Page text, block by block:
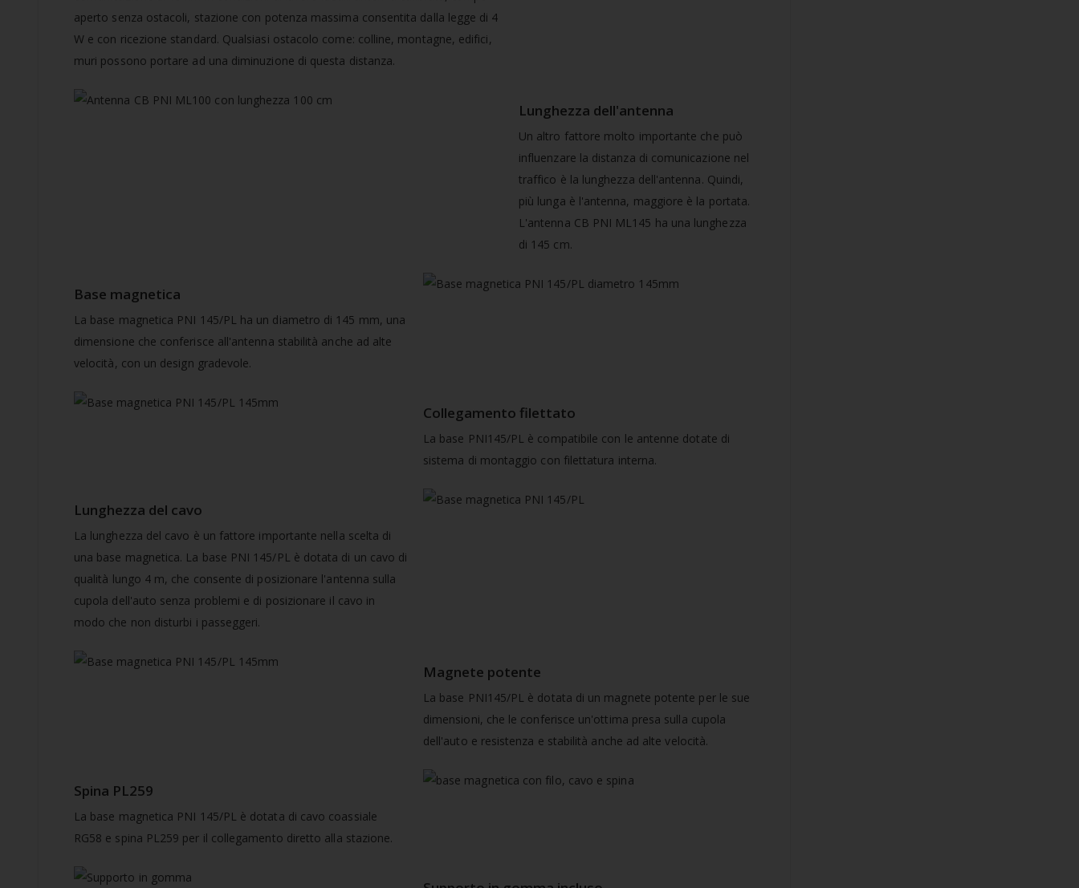
aperto senza ostacoli, stazione con potenza massima consentita dalla legge di 4
W e con ricezione standard. Qualsiasi ostacolo come: colline, montagne, edifici,
muri possono portare ad una diminuzione di questa distanza.
Lunghezza dell'antenna
Un altro fattore molto importante che può
influenzare la distanza di comunicazione nel
traffico è la lunghezza dell'antenna. Quindi,
più lunga è l'antenna, maggiore è la portata.
L'antenna CB PNI ML145 ha una lunghezza
di 145 cm.
Base magnetica
La base magnetica PNI 145/PL ha un diametro di 145 mm, una
dimensione che conferisce all'antenna stabilità anche ad alte
velocità, con un design gradevole.
Collegamento filettato
La base PNI145/PL è compatibile con le antenne dotate di
sistema di montaggio con filettatura interna.
Lunghezza del cavo
La lunghezza del cavo è un fattore importante nella scelta di
una base magnetica. La base PNI 145/PL è dotata di un cavo di
qualità lungo 4 m, che consente di posizionare l'antenna sulla
cupola dell'auto senza problemi e di posizionare il cavo in
modo che non disturbi i passeggeri.
Magnete potente
La base PNI145/PL è dotata di un magnete potente per le sue
dimensioni, che le conferisce un'ottima presa sulla cupola
dell'auto e resistenza e stabilità anche ad alte velocità.
Spina PL259
La base magnetica PNI 145/PL è dotata di cavo coassiale
RG58 e spina PL259 per il collegamento diretto alla stazione.